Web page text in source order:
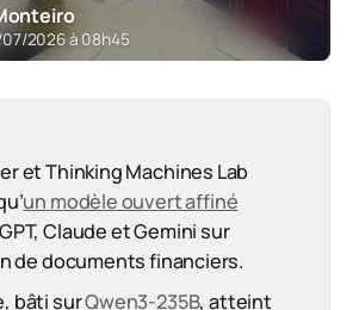
2026 à 08h45
et Thinking Machines Lab
un modèle ouvert affiné
Claude et Gemini sur
de documents financiers.
bâti surQwen3-235B, atteint